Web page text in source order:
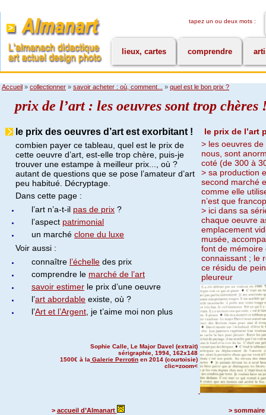
tapez un ou deux mots :
lieux, cartes comprendre
Accueil » collectionner » savoir acheter : où, comment... » quel est le bon prix ?
prix de l’art : les oeuvres sont trop chères
le prix des oeuvres d’art est exorbitant !
combien payer ce tableau, quel est le prix de
cette oeuvre d’art, est-elle trop chère, puis-je
trouver une estampe à meilleur prix..., où ?
autant de questions que se pose l’amateur d’art
peu habitué. Décryptage.
Dans cette page :
l’art n’a-t-il pas de prix ?
l’aspect patrimonial
un marché clone du luxe
Voir aussi :
connaître l’échelle des prix
comprendre le marché de l’art
savoir estimer le prix d’une oeuvre
l’art abordable existe, où ?
l’Art et l’Argent , je t’aime moi non plus
Sophie Calle, Le Major Davel (extrait)
sérigraphie, 1994, 162x148
1500€ à la Galerie Perrotin en 2014 (courtoisie)
clic=zoom<
le prix de l’art
> les oeuvres
nous, sont
coté (de 300 à
> sa production
second marché
comme elle
n’est que
> ici dans sa
chaque oeuvre
emplacement
musée,
font de mémoire
connaissant ; le
ce résidu de
pleureur
> accueil d’Almanart > sommaire